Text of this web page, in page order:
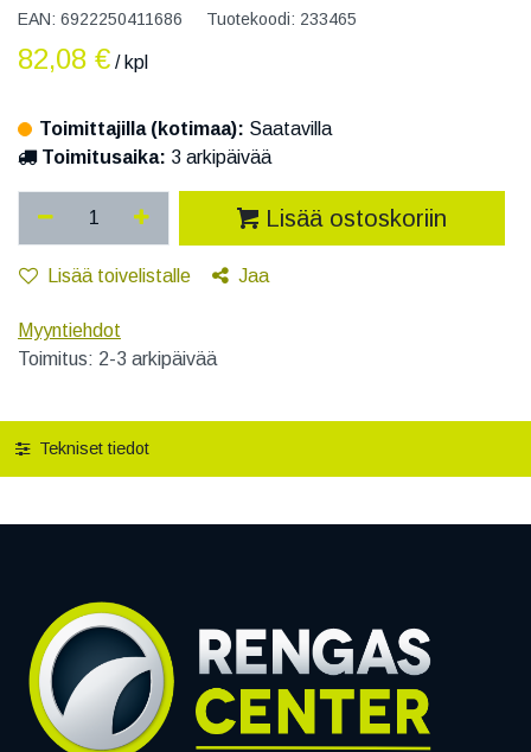
EAN: 6922250411686 Tuotekoodi: 233465
82,08 € / kpl
Toimittajilla (kotimaa): Saatavilla
Toimitusaika: 3 arkipäivää
Lisää ostoskoriin
Lisää toivelistalle Jaa
Myyntiehdot
Toimitus: 2-3 arkipäivää
Tekniset tiedot